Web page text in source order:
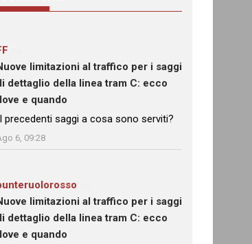
limitazioni al traffico per i saggi
dettaglio della linea tram C: ecco
e quando
: “I precedenti saggi a cosa sono serviti?
6, 09:28
limitazioni al traffico per i saggi
dettaglio della linea tram C: ecco
e quando